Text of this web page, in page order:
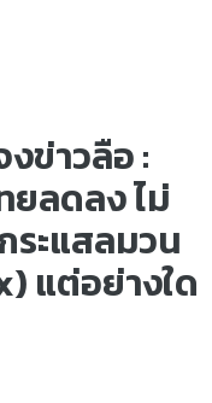
ข่าวลือ :
ลดลง ไม่
ะแสลมวน
แต่อย่างใด